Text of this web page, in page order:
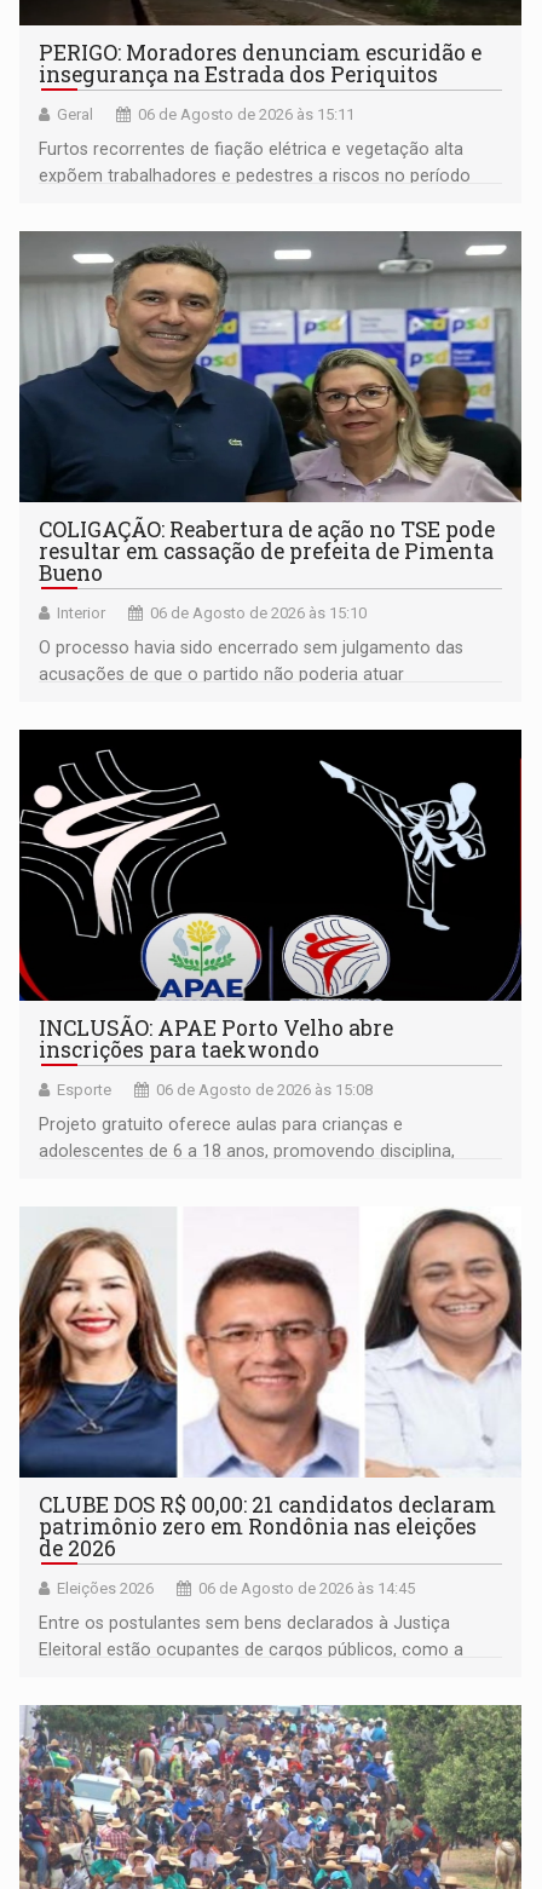
PERIGO: Moradores denunciam escuridão e
insegurança na Estrada dos Periquitos
Geral 06 de Agosto de 2026 às 15:11
Furtos recorrentes de fiação elétrica e vegetação alta
expõem trabalhadores e pedestres a riscos no período
COLIGAÇÃO: Reabertura de ação no TSE pode
resultar em cassação de prefeita de Pimenta
Bueno
Interior 06 de Agosto de 2026 às 15:10
O processo havia sido encerrado sem julgamento das
acusações de que o partido não poderia atuar
INCLUSÃO: APAE Porto Velho abre
inscrições para taekwondo
Esporte 06 de Agosto de 2026 às 15:08
Projeto gratuito oferece aulas para crianças e
adolescentes de 6 a 18 anos, promovendo disciplina,
CLUBE DOS R$ 00,00: 21 candidatos declaram
patrimônio zero em Rondônia nas eleições
de 2026
Eleições 2026 06 de Agosto de 2026 às 14:45
Entre os postulantes sem bens declarados à Justiça
Eleitoral estão ocupantes de cargos públicos, como a
Pedro Geovar (PP) e a vice-prefeita Magna dos Anjos
(NOVO)